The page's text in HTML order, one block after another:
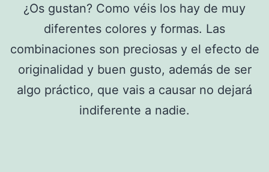
¿Os gustan? Como véis los hay de muy
diferentes colores y formas. Las
combinaciones son preciosas y el efecto de
originalidad y buen gusto, además de ser
algo práctico, que vais a causar no dejará
indiferente a nadie.